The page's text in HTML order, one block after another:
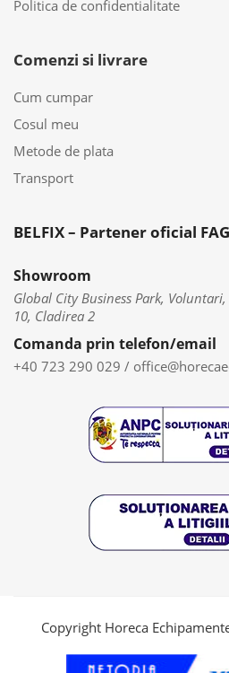
Politica de confidentialitate
Comenzi si livrare
Cum cumpar
Cosul meu
Metode de plata
Transport
BELFIX – Partener oficial
Showroom
Global City Business Park,
10, Cladirea 2
Comanda prin telefon/email
+40 723 290 029 /
Copyright Horeca